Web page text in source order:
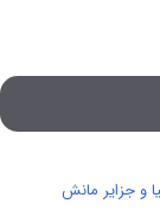
و جزایر مانش